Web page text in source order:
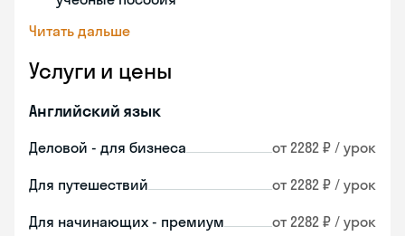
Читать дальше
Услуги и цены
Английский язык
Деловой - для бизнеса от 2282 ₽ / урок
Для путешествий от 2282 ₽ / урок
Для начинающих - премиум от 2282 ₽ / урок